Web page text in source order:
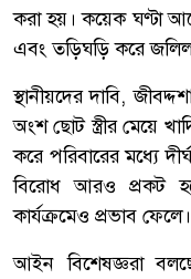
করা হয়। কয়েক ঘণ্টা
এবং তড়িঘড়ি করে জলিল
স্থানীয়দের দাবি,
অংশ ছোট স্ত্রীর মেয়ে
করে পরিবারের মধ্যে
বিরোধ আরও প্রকট
কার্যক্রমেও প্রভাব ফেলে।
আইন বিশেষজ্ঞরা